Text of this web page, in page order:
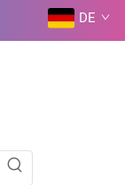
DE